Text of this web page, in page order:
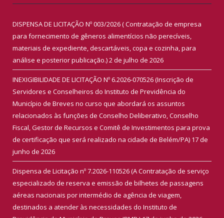
DISPENSA DE LICITAÇÃO Nº 003/2026 ( Contratação de empresa
para fornecimento de gêneros alimentícios não perecíveis,
materiais de expediente, descartáveis, copa e cozinha, para
análise e posterior publicação.)2 de julho de 2026
INEXIGIBILIDADE DE LICITAÇÃO Nº 6.2026-070526 (Inscrição de
Servidores e Conselheiros do Instituto de Previdência do
Município de Breves no curso que abordará os assuntos
relacionados às funções de Conselho Deliberativo, Conselho
Fiscal, Gestor de Recursos e Comitê de Investimentos para prova
de certificação que será realizado na cidade de Belém/PA) 17 de
junho de 2026
Dispensa de Licitação nº 7.2026-110526 (A Contratação de serviço
especializado de reserva e emissão de bilhetes de passagens
aéreas nacionais por intermédio de agência de viagem,
destinados a atender às necessidades do Instituto de